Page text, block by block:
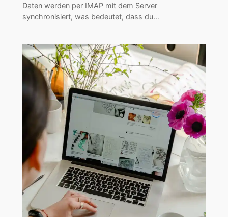
Daten werden per IMAP mit dem Server
synchronisiert, was bedeutet, dass du…